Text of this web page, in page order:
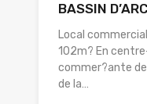
BASSIN
Local
102m? En
commer?ante
de la…